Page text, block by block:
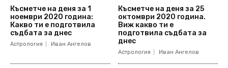
Късметче на деня за 1
ноември 2020 година:
Какво ти е подготвила
съдбата за днес
Астрология Иван Ангелов
Късметче на деня за 25
октомври 2020 година.
Виж какво ти е
подготвила съдбата за
днес
Астрология Иван Ангелов